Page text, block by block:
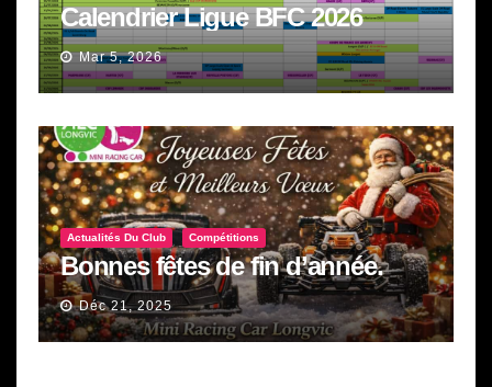
Calendrier Ligue BFC 2026
Mar 5, 2026
Actualités Du Club Compétitions
Bonnes fêtes de fin d’année.
Déc 21, 2025